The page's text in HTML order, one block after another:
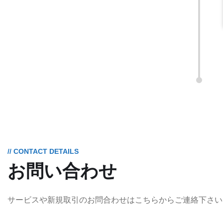
// CONTACT DETAILS
お問い合わせ
サービスや新規取引のお問合わせはこちらからご連絡下さ